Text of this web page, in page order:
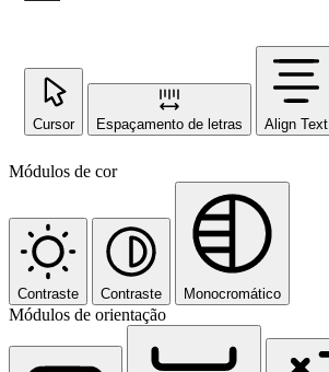
Cursor Espaçamento de letras Align Text
Módulos de cor
Contraste Contraste Monocromático
Módulos de orientação